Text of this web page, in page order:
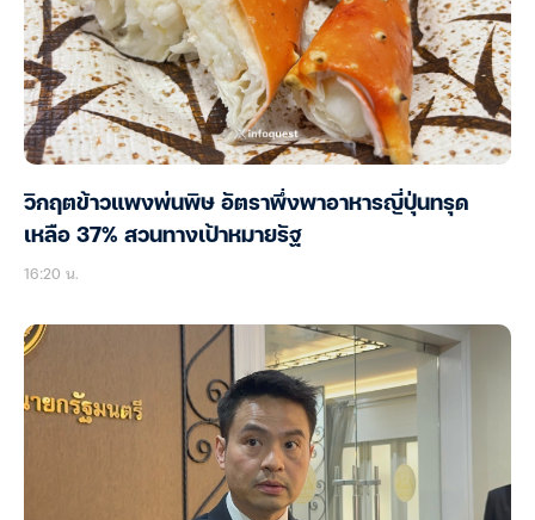
วิกฤตข้าวแพงพ่นพิษ อัตราพึ่งพาอาหารญี่ปุ่นทรุด
เหลือ 37% สวนทางเป้าหมายรัฐ
16:20 น.